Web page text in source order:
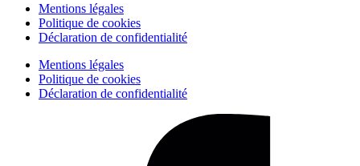
Mentions légales
Politique de cookies
Déclaration de confidentialité
Mentions légales
Politique de cookies
Déclaration de confidentialité